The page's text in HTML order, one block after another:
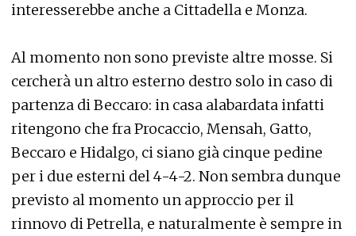
interesserebbe anche a Cittadella e Monza.
Al momento non sono previste altre mosse. Si
cercherà un altro esterno destro solo in caso di
partenza di Beccaro: in casa alabardata infatti
ritengono che fra Procaccio, Mensah, Gatto,
Beccaro e Hidalgo, ci siano già cinque pedine
per i due esterni del 4-4-2. Non sembra dunque
previsto al momento un approccio per il
rinnovo di Petrella, e naturalmente è sempre in